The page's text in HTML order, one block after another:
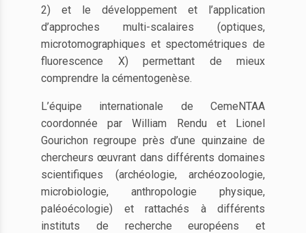
2) et le développement et l’application
d’approches multi-scalaires (optiques,
microtomographiques et spectométriques de
fluorescence X) permettant de mieux
comprendre la cémentogenèse.
L’équipe internationale de CemeNTAA
coordonnée par William Rendu et Lionel
Gourichon regroupe près d’une quinzaine de
chercheurs œuvrant dans différents domaines
scientifiques (archéologie, archéozoologie,
microbiologie, anthropologie physique,
paléoécologie) et rattachés à différents
instituts de recherche européens et